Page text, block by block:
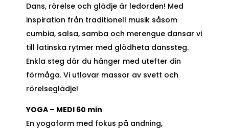
Dans, rörelse och glädje är ledorden! Med
inspiration från traditionell musik såsom
cumbia, salsa, samba och merengue dansar vi
till latinska rytmer med glödheta danssteg.
Enkla steg där du hänger med utefter din
förmåga. Vi utlovar massor av svett och
rörelseglädje!
YOGA – MEDI 60 min
En yogaform med fokus på andning,